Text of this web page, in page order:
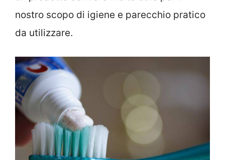
nostro scopo di igiene e parecchio pratico
da utilizzare.